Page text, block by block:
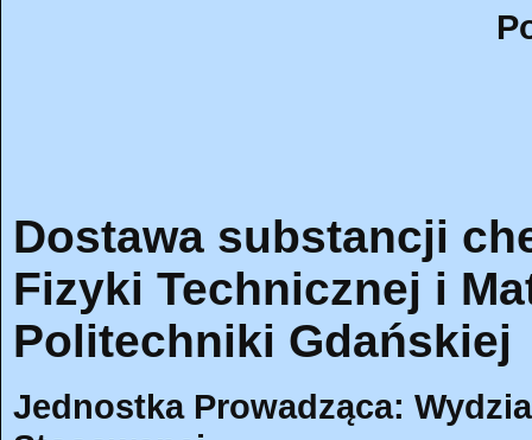
Dostawa substancji
Fizyki Technicznej i
Politechniki Gdańskiej
Jednostka Prowadząca: